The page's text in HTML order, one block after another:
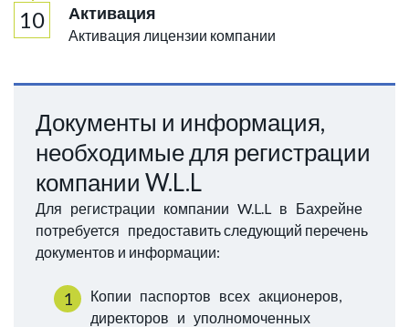
Активация
Активация лицензии компании
Документы и информация,
необходимые для регистрации
компании W.L.L
Для регистрации компании W.L.L в Бахрейне
потребуется предоставить следующий перечень
документов и информации:
Копии паспортов всех акционеров,
директоров и уполномоченных